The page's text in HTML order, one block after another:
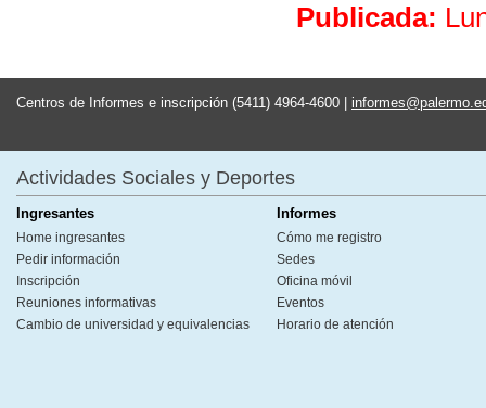
Publicada:
Centros de Informes e inscripción (5411) 4964-4600 |
Actividades Sociales y Deportes
Ingresantes
Home ingresantes
Pedir información
Inscripción
Reuniones informativas
Cambio de universidad y equivalencias
Informes
Cómo me registro
Sedes
Oficina móvil
Eventos
Horario de atención